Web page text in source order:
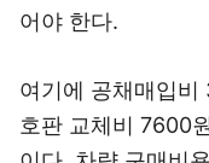
어야 한다.
여기에 공채매입
호판 교체비 7600